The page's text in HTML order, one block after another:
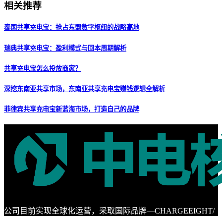
相关推荐
泰国共享充电宝：抢占东盟数字枢纽的战略高地
瑞典共享充电宝：盈利模式与回本周期解析
共享充电宝怎么投放商家？
深挖东南亚共享市场，东南亚共享充电宝赚钱逻辑全解析
菲律宾共享充电宝新蓝海市场，打造自己的品牌
公司目前实现全球化运营，采取国际品牌—CHARGEEIGHT/